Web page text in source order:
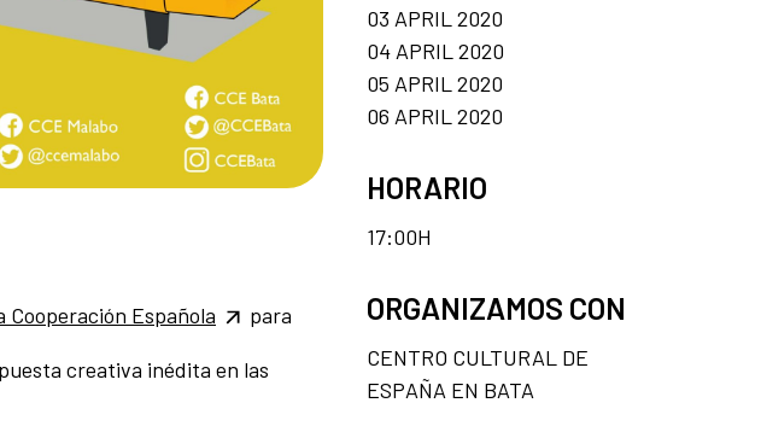
Española
para
creativa inédita en las
03 APRIL 2020
04 APRIL 2020
05 APRIL 2020
06 APRIL 2020
HORARIO
17:00H
ORGANIZAMOS CON
CENTRO CULTURAL DE
ESPAÑA EN BATA